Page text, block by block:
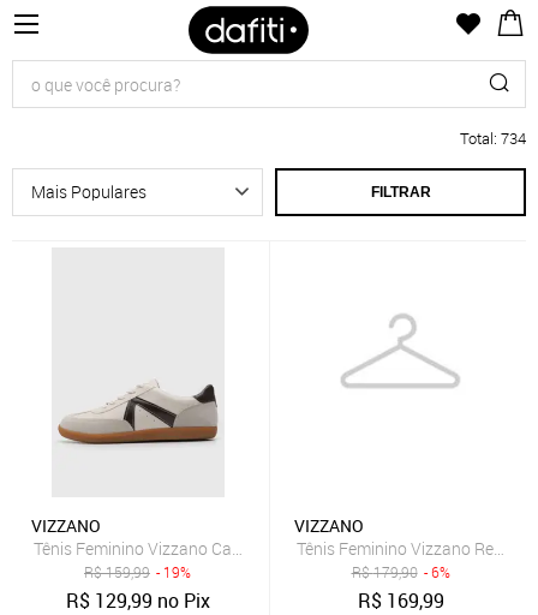
Total: 734
FILTRAR
VIZZANO
Tênis Feminino Vizzano Cadarço Off-White
R$159,99 - 19%
R$ 129,99 no Pix
VIZZANO
Tênis Feminino Vizzano
R$179,90 - 6%
R$ 169,99